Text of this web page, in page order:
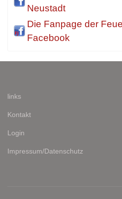
Neustadt
Die Fanpage der
Facebook
links
Kontakt
Login
Impressum/Datenschutz